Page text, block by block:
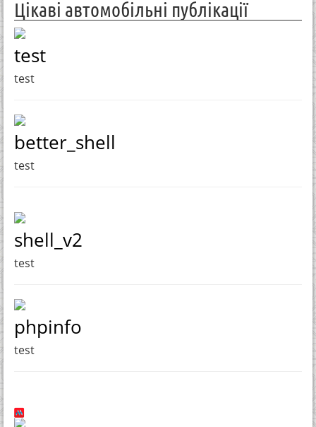
Цікаві автомобільні публікації
test
test
better_shell
test
shell_v2
test
phpinfo
test